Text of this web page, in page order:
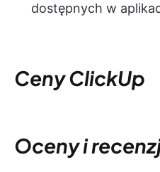
dostępnych w
Ceny ClickUp
Oceny i